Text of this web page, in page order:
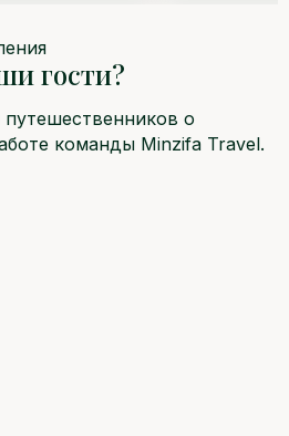
гости?
о
команды Minzifa Travel.